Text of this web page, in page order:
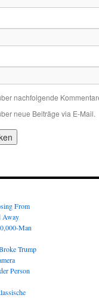
nachfolgende
neue Beiträge via E-Mail.
From
Away
Man
Trump
Person